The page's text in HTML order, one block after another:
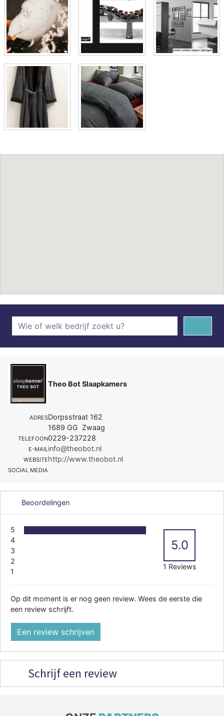
Theo Bot Slaapkamers
ADRESDorpsstraat 162
1689 GG Zwaag
TELEFOON0229-237228
E-MAILinfo@theobot.nl
WEBSITEhttp://www.theobot.nl
SOCIAL MEDIA
Beoordelingen
5
4
3
2
1
5.0
1 Reviews
Op dit moment is er nog geen review. Wees de eerste die
een review schrijft.
Een review schrijven
Schrijf een review